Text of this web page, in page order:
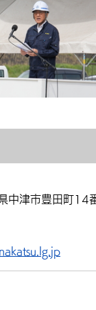
津市豊田町14